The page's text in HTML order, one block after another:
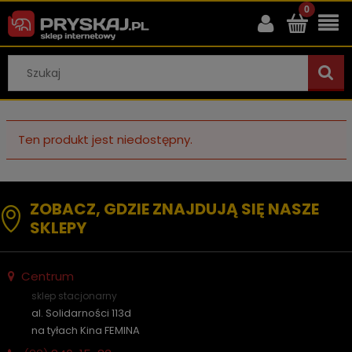
Ten produkt jest niedostępny.
ZOBACZ, GDZIE ZNAJDUJĄ SIĘ NASZE
SKLEPY
Centrum
sklep stacjonarny
al. Solidarności 113d
na tyłach Kina FEMINA